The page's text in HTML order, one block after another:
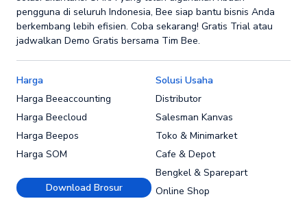
pengguna di seluruh Indonesia, Bee siap bantu bisnis Anda
berkembang lebih efisien. Coba sekarang! Gratis Trial atau
jadwalkan Demo Gratis bersama Tim Bee.
Harga
Harga Beeaccounting
Harga Beecloud
Harga Beepos
Harga SOM
Download Brosur
Solusi Usaha
Distributor
Salesman Kanvas
Toko & Minimarket
Cafe & Depot
Bengkel & Sparepart
Online Shop